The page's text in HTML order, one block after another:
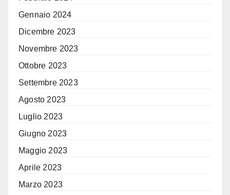
Gennaio 2024
Dicembre 2023
Novembre 2023
Ottobre 2023
Settembre 2023
Agosto 2023
Luglio 2023
Giugno 2023
Maggio 2023
Aprile 2023
Marzo 2023